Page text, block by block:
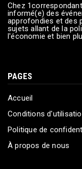
Chez
informé(e) des
approfondies et des
sujets allant de la
l'économie et bien
PAGES
Accueil
Conditions
Politique de
À propos de nous